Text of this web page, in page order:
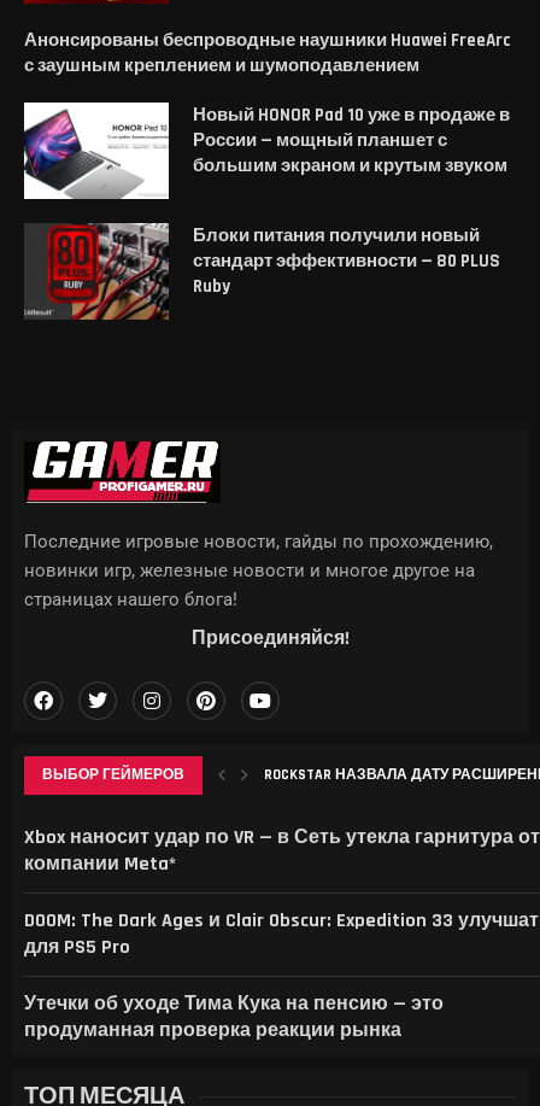
Анонсированы беспроводные наушники Huawei FreeArc
с заушным креплением и шумоподавлением
Новый HONOR Pad 10 уже в продаже в
России — мощный планшет с
большим экраном и крутым звуком
Блоки питания получили новый
стандарт эффективности — 80 PLUS
Ruby
ВЫБОР ГЕЙМЕРОВ ROCKSTAR НАЗВАЛА ДАТУ
Xbox наносит удар по VR — в Сеть утекла гарнитура от
компании Meta*
DOOM: The Dark Ages и Clair Obscur: Expedition 33 улучшат
для PS5 Pro
Утечки об уходе Тима Кука на пенсию — это
продуманная проверка реакции рынка
Последние игровые новости, гайды по прохождению,
новинки игр, железные новости и многое другое на
страницах нашего блога!
Присоединяйся!
ТОП МЕСЯЦА